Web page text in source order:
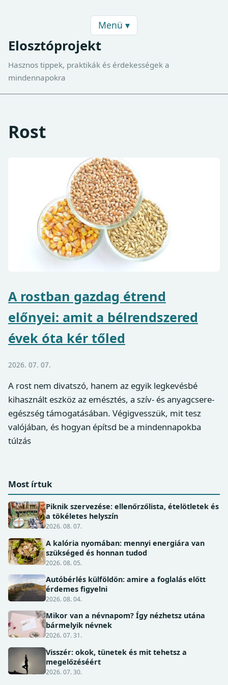
Menü ▾
Elosztóprojekt
Hasznos tippek, praktikák és érdekességek a
mindennapokra
Rost
A rostban gazdag étrend
előnyei: amit a bélrendszered
évek óta kér tőled
2026. 07. 07.
A rost nem divatszó, hanem az egyik legkevésbé
kihasznált eszköz az emésztés, a szív- és anyagcsere-
egészség támogatásában. Végigvesszük, mit tesz
valójában, és hogyan építsd be a mindennapokba
túlzás
Most írtuk
Piknik szervezése: ellenőrzőlista, ételötletek és
a tökéletes helyszín
2026. 08. 07.
A kalória nyomában: mennyi energiára van
szükséged és honnan tudod
2026. 08. 05.
Autóbérlés külföldön: amire a foglalás előtt
érdemes figyelni
2026. 08. 04.
Mikor van a névnapom? Így nézhetsz utána
bármelyik névnek
2026. 07. 31.
Visszér: okok, tünetek és mit tehetsz a
megelőzéséért
2026. 07. 30.